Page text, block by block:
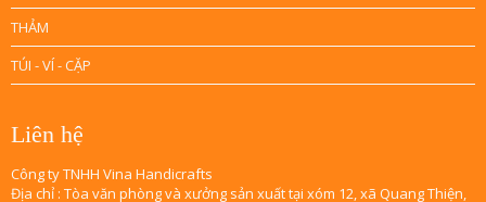
THẢM
TÚI - VÍ - CẶP
Liên hệ
Công ty TNHH Vina Handicrafts
Địa chỉ : Tòa văn phòng và xưởng sản xuất tại xóm 12, xã Quang Thiện,